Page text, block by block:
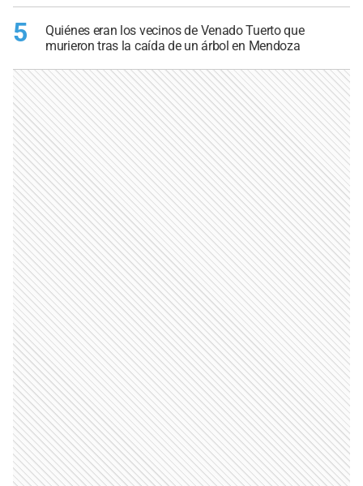
5
Quiénes eran los vecinos de Venado Tuerto que
murieron tras la caída de un árbol en Mendoza